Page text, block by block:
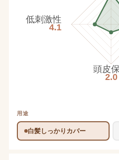
頭皮
2.0
低刺激性
4.1
用途
白髪しっかりカバー